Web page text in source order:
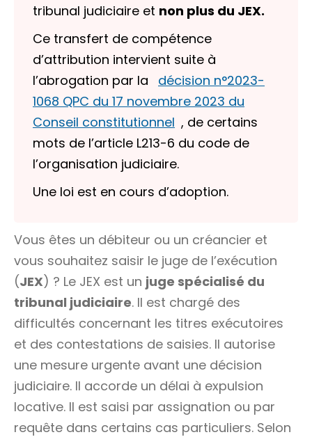
tribunal judiciaire et non plus du JEX.
Ce transfert de compétence
d’attribution intervient suite à
l’abrogation par la
décision n°2023-
1068 QPC du 17 novembre 2023 du
Conseil constitutionnel , de certains
mots de l’article L213-6 du code de
l’organisation judiciaire.
Une loi est en cours d’adoption.
Vous êtes un débiteur ou un créancier et
vous souhaitez saisir le juge de l’exécution
(JEX) ? Le JEX est un juge spécialisé du
tribunal judiciaire. Il est chargé des
difficultés concernant les titres exécutoires
et des contestations de saisies. Il autorise
une mesure urgente avant une décision
judiciaire. Il accorde un délai à expulsion
locative. Il est saisi par assignation ou par
requête dans certains cas particuliers. Selon